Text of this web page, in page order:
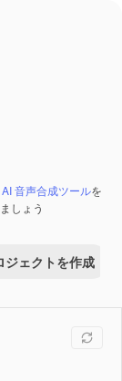
AI 音声合成ツールを
しょう
ジェクトを作成